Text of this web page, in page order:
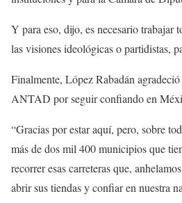
Y para eso, dijo, es necesario trabajar
las visiones ideológicas o partidistas,
Finalmente, López Rabadán
ANTAD por seguir confiando en
“Gracias por estar aquí, pero, sobre
más de dos mil 400 municipios que
recorrer esas carreteras que,
abrir sus tiendas y confiar en nuestra